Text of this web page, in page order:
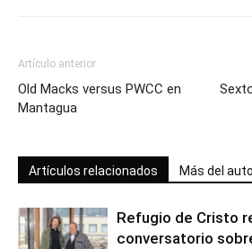
Artículo anterior
Old Macks versus PWCC en
Mantagua
Artículos relacionados Más del
Refugio de Cristo
conversatorio